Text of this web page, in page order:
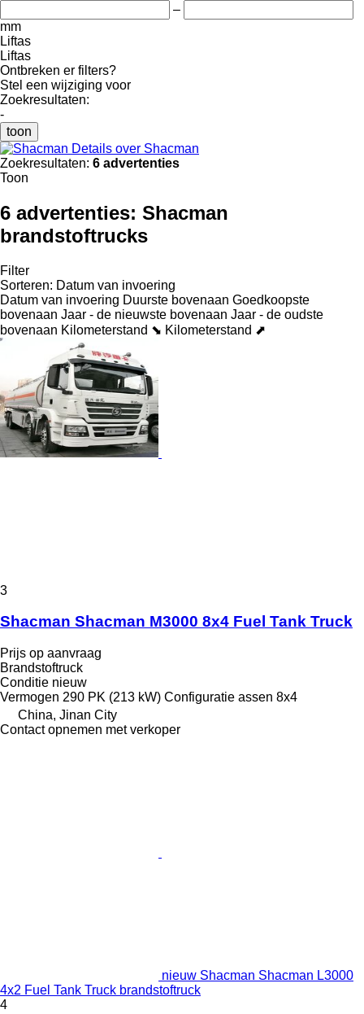
–
mm
Liftas
Liftas
Ontbreken er filters?
Stel een wijziging voor
Zoekresultaten:
-
toon
Details over Shacman
Zoekresultaten: 6 advertenties
Toon
6 advertenties: Shacman
brandstoftrucks
Filter
Sorteren: Datum van invoering
Datum van invoering Duurste bovenaan Goedkoopste
bovenaan Jaar - de nieuwste bovenaan Jaar - de oudste
bovenaan Kilometerstand ⬊ Kilometerstand ⬈
3
Shacman Shacman M3000 8x4 Fuel Tank Truck
Prijs op aanvraag
Brandstoftruck
Conditie nieuw
Vermogen 290 PK (213 kW) Configuratie assen 8x4
China, Jinan City
Contact opnemen met verkoper
nieuw Shacman Shacman L3000
4x2 Fuel Tank Truck brandstoftruck
4